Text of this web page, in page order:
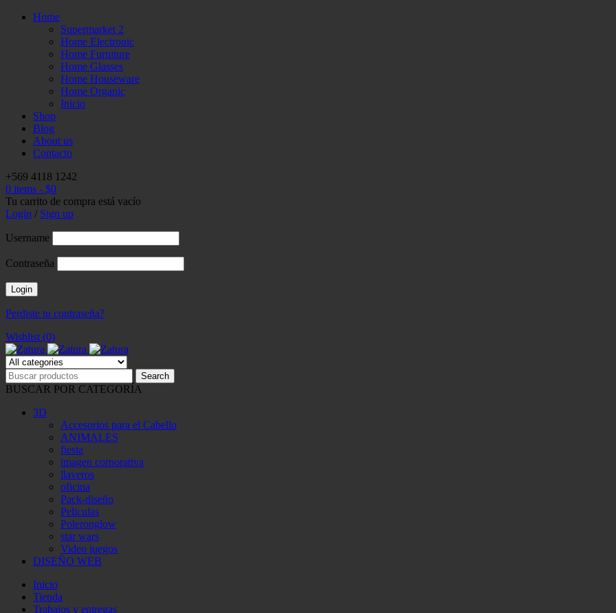
Home
Supermarket 2
Home Electronic
Home Furniture
Home Glasses
Home Houseware
Home Organic
Inicio
Shop
Blog
About us
Contacto
+569 4118 1242
0 items - $0
Tu carrito de compra está vacío
Login / Sign up
Username
Contraseña
Perdiste tu contraseña?
Wishlist (0)
BUSCAR POR CATEGORÍA
3D
Accesorios para el Cabello
ANIMALES
fiesta
imagen corporativa
llaveros
oficina
Pack-diseño
Peliculas
Poleronglow
star wars
Video juegos
DISEÑO WEB
Inicio
Tienda
Trabajos y entregas